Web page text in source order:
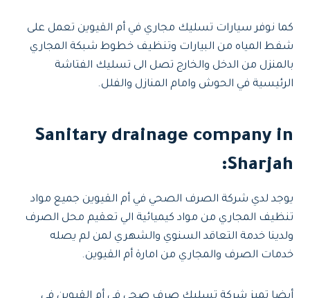
كما نوفر سيارات تسليك مجاري في أم القيوين تعمل على
شفط المياه من البيارات وتنظيف خطوط شبكة المجاري
بالمنزل من الدخل والخارج تصل الى تسليك الفتاشة
الرئيسية في الحوش وامام المنازل والفلل.
Sanitary drainage company in
Sharjah:
يوجد لدي شركة الصرف الصحي في أم القيوين جميع مواد
تنظيف المجاري من مواد كيميائية الي تعقيم محل الصرف
ولدينا خدمة التعاقد السنوي والشهري لمن لم يصله
خدمات الصرف والمجاري من امارة أم القيوين.